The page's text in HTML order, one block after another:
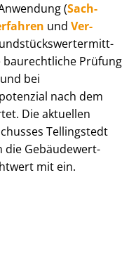
(Sach­
und Ver­
Prüfung
bei
nach dem
Die aktuellen
Tellingstedt
die Ge­bäu­de­wert­
mit ein.